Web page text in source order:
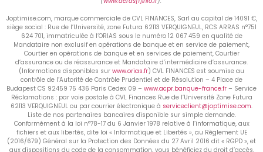
Joptimise.com, marque commerciale de CVL FINANCES, Sarl au capital de 14091 €,
siège social : Rue de l’Université, zone Futura 62113 VERQUIGNEUL, RCS ARRAS n°751
624 701, immatriculée à l’ORIAS sous le numéro 12 067 459 en qualité de
Mandataire non exclusif en opérations de banque et en service de paiement,
Courtier en opérations de banque et en services de paiement, Courtier
d’assurance ou de réassurance et Mandataire d’intermédiaire d’assurance.
(Informations disponibles sur www.orias.fr) CVL FINANCES est soumise au
contrôle de l’Autorité de Contrôle Prudentiel et de Résolution – 4 Place de
Budapest CS 92459 75 436 Paris Cedex 09 – www.acpr.banque-france.fr – Service
Réclamations : par voie postale à CVL Finances Rue de l’Université Zone Futura
62113 VERQUIGNEUL ou par courrier électronique à serviceclient@joptimise.com.
Liste de nos partenaires bancaires disponible sur simple demande.
Conformément à la loi n°78-17 du 6 Janvier 1978 relative à l’informatique, aux
fichiers et aux libertés, dite loi « Informatique et Libertés », au Règlement UE
(2016/679) Général sur la Protection des Données du 27 Avril 2016 dit « RGPD », et
aux dispositions du code de la consommation, vous bénéficiez du droit d’accès,